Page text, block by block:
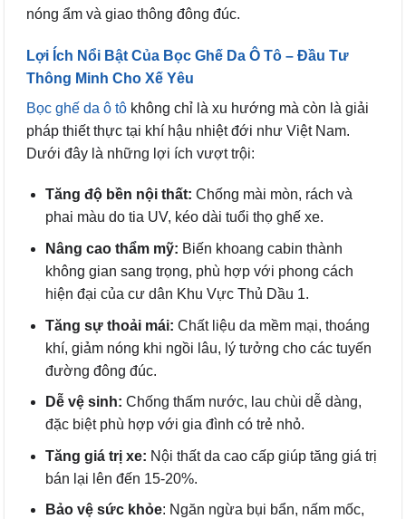
nóng ẩm và giao thông đông đúc.
Lợi Ích Nổi Bật Của Bọc Ghế Da Ô Tô – Đầu Tư
Thông Minh Cho Xế Yêu
Bọc ghế da ô tô không chỉ là xu hướng mà còn là giải
pháp thiết thực tại khí hậu nhiệt đới như Việt Nam.
Dưới đây là những lợi ích vượt trội:
Tăng độ bền nội thất: Chống mài mòn, rách và
phai màu do tia UV, kéo dài tuổi thọ ghế xe.
Nâng cao thẩm mỹ: Biến khoang cabin thành
không gian sang trọng, phù hợp với phong cách
hiện đại của cư dân Khu Vực Thủ Dầu 1.
Tăng sự thoải mái: Chất liệu da mềm mại, thoáng
khí, giảm nóng khi ngồi lâu, lý tưởng cho các tuyến
đường đông đúc.
Dễ vệ sinh: Chống thấm nước, lau chùi dễ dàng,
đặc biệt phù hợp với gia đình có trẻ nhỏ.
Tăng giá trị xe: Nội thất da cao cấp giúp tăng giá trị
bán lại lên đến 15-20%.
Bảo vệ sức khỏe: Ngăn ngừa bụi bẩn, nấm mốc,